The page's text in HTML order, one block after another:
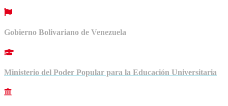
Gobierno Bolivariano de Venezuela
Ministerio del Poder Popular para la Educación Universitaria